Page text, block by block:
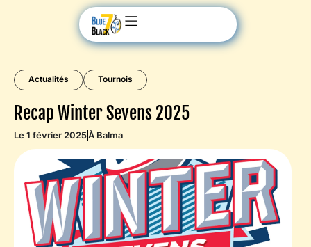
Actualités Tournois
Recap Winter Sevens 2025
Le 1 février 2025À Balma